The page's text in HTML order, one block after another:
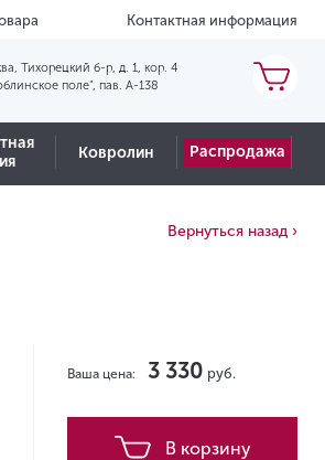
Контактная информация
Тихорецкий б-р, д. 1, кор. 4
поле", пав. А-138
Ковролин Распродажа
Вернуться назад ›
Ваша цена: 3 330 руб.
В корзину